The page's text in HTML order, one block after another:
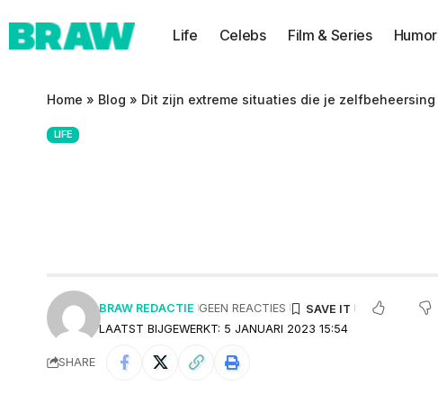
Life Celebs Film & Series Humor
Home » Blog » Dit zijn extreme situaties die je
LIFE
LAATST BIJGEWERKT: 5 JANUARI 2023 15:54
BRAW REDACTIE GEEN REACTIES
SHARE